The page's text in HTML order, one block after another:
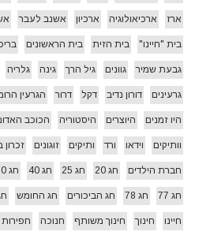
ארז ארכיאולוגיה ארכיון אשנב לעבר
בית "חיינו" בית הזית בית הראשונים
גבעת שמיר גוונים גיל הרך גינה גלריה
גרעינים דורון נדיב דקל דרור הגרעין
היו זמנים היוצרים היסטוריה הכוכב
וותיקים וידאו ורד ותיקים זוגונים זכרון
חברת הילדים חג 20 חג 25 חג 40 חג 70
חג 77 חג 78 חג הביכורים חג החומש
חיינו חינוך חינוך משותף חנוכה חפירות